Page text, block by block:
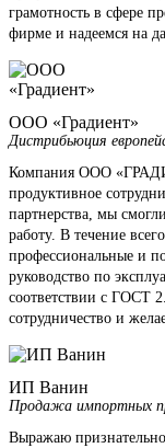
грамотность в сфере
фирме и надеемся на
ООО «Градиент»
Дистрибьюция
Компания ООО
продуктивное
партнерства, мы
работу. В течение
профессиональные и
руководство по
соответствии с ГОСТ
сотрудничество и
ИП Ванин
Продажа импортных
Выражаю